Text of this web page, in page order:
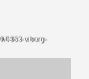
0863-viborg-